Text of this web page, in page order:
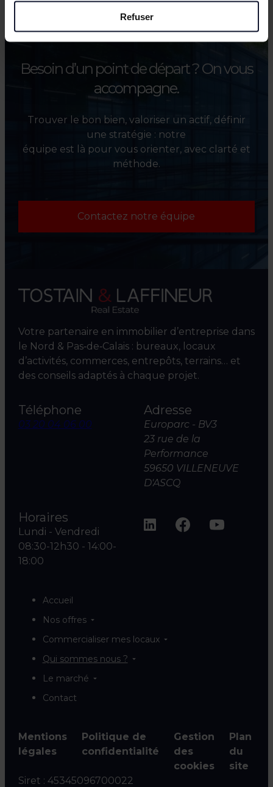
Refuser
Besoin d’un point de départ ?On vous
accompagne.
Trouver le bon bien, valoriser un actif, définir
une stratégie : notre
équipe est là pour vous orienter, avec clarté et
méthode.
Contactez notre équipe
Votre partenaire en immobilier d’entreprise dans
le Nord & Pas‑de‑Calais : bureaux, locaux
d’activités, commerces, entrepôts, terrains… et
des conseils adaptés à chaque projet.
Téléphone
03 20 04 06 00
Adresse
Europarc - BV3
23 rue de la
Performance
59650 VILLENEUVE
D'ASCQ
Horaires
Lundi - Vendredi
08:30-12h30 - 14:00-
18:00
Accueil
Nos offres
Commercialiser mes locaux
Qui sommes nous ?
Le marché
Contact
Mentions
légales
Politique de
confidentialité
Gestion
des
cookies
Plan
du
site
Siret : 45345096700022